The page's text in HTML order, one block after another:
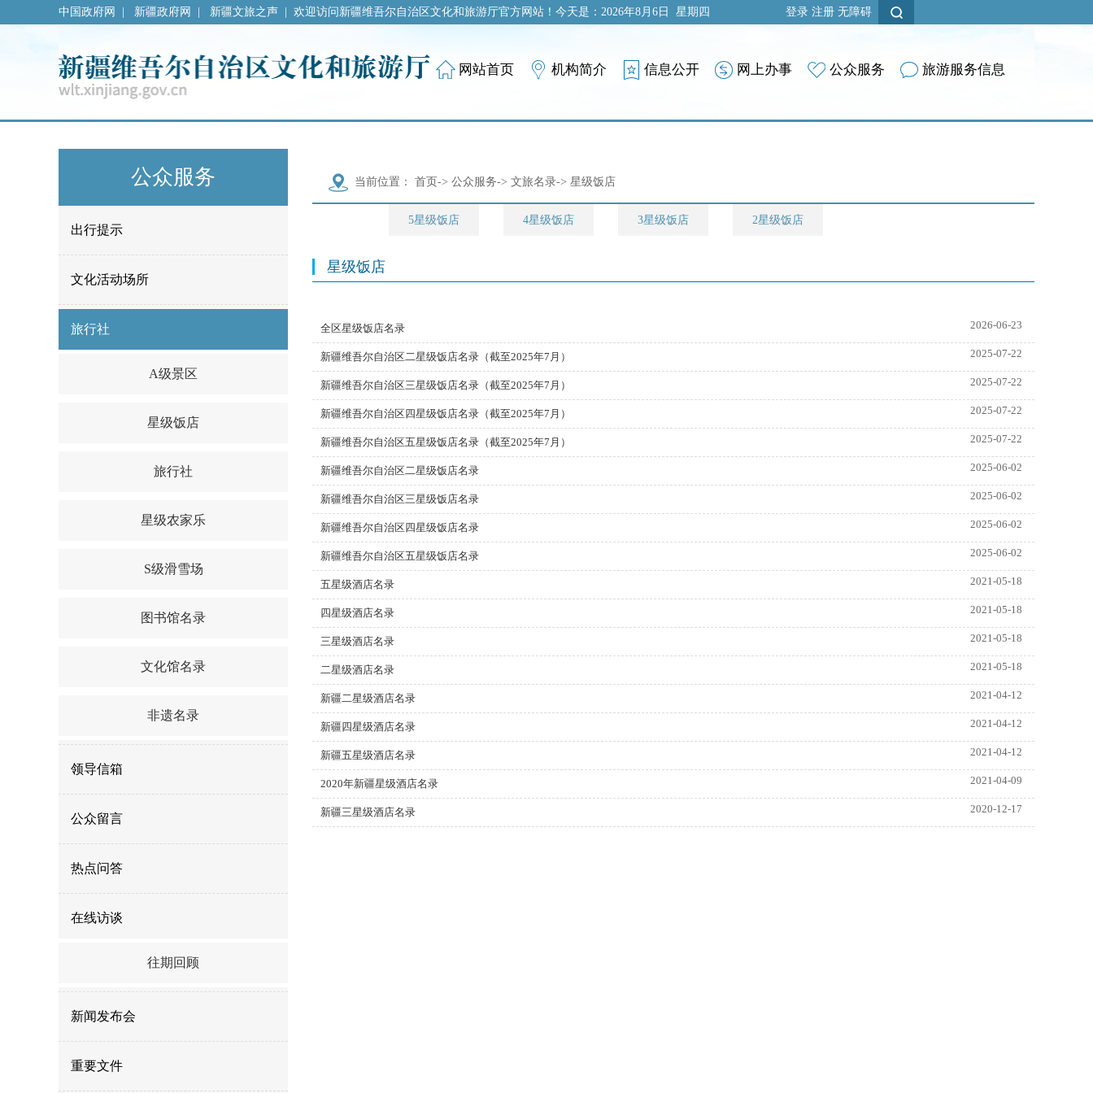
中国政府网 新疆政府网 新疆文旅之声 欢迎访问新疆维吾尔自治区文化和旅游厅官方网站！今天是： 2026年8月6日 星期四 登录 注册 无障碍
网站首页 机构简介 信息公开 网上办事 公众服务 旅游服务信息
公众服务
出行提示
文化活动场所
旅行社
A级景区
星级饭店
旅行社
星级农家乐
S级滑雪场
图书馆名录
文化馆名录
非遗名录
领导信箱
公众留言
热点问答
在线访谈
往期回顾
新闻发布会
重要文件
当前位置： 首页 -> 公众服务-> 文旅名录-> 星级饭店
5星级饭店 4星级饭店 3星级饭店 2星级饭店
星级饭店
2026-06-23
全区星级饭店名录
2025-07-22
新疆维吾尔自治区二星级饭店名录（截至2025年7月）
2025-07-22
新疆维吾尔自治区三星级饭店名录（截至2025年7月）
2025-07-22
新疆维吾尔自治区四星级饭店名录（截至2025年7月）
2025-07-22
新疆维吾尔自治区五星级饭店名录（截至2025年7月）
2025-06-02
新疆维吾尔自治区二星级饭店名录
2025-06-02
新疆维吾尔自治区三星级饭店名录
2025-06-02
新疆维吾尔自治区四星级饭店名录
2025-06-02
新疆维吾尔自治区五星级饭店名录
2021-05-18
五星级酒店名录
2021-05-18
四星级酒店名录
2021-05-18
三星级酒店名录
2021-05-18
二星级酒店名录
2021-04-12
新疆二星级酒店名录
2021-04-12
新疆四星级酒店名录
2021-04-12
新疆五星级酒店名录
2021-04-09
2020年新疆星级酒店名录
2020-12-17
新疆三星级酒店名录